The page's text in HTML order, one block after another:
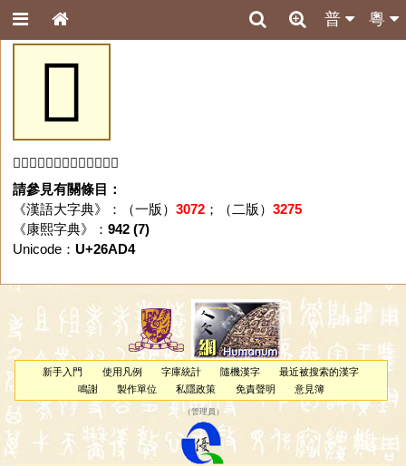
粵
普
𦫔
「𦫔」字未收錄於本資料庫。
請參見有關條目：
《漢語大字典》：（一版） 3072；（二版） 3275
《康熙字典》： 942 (7)
Unicode： U+26AD4
新手入門 使用凡例 字庫統計 隨機漢字
最近被搜索的漢字
鳴謝
製作單位 私隱政策 免責聲明 意見簿
（管理員 ）